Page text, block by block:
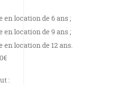
en location de 6 ans ;
en location de 9 ans ;
en location de 12 ans.
: